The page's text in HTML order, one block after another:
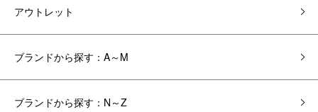
アウトレット
ブランドから探す：A～M
ブランドから探す：N～Z